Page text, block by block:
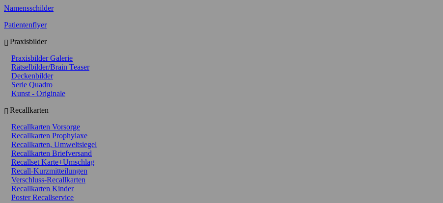
Namensschilder
Patientenflyer
Praxisbilder
Praxisbilder Galerie
Rätselbilder/Brain Teaser
Deckenbilder
Serie Quadro
Kunst - Originale
Recallkarten
Recallkarten Vorsorge
Recallkarten Prophylaxe
Recallkarten, Umweltsiegel
Recallkarten Briefversand
Recallset Karte+Umschlag
Recall-Kurzmitteilungen
Verschluss-Recallkarten
Recallkarten Kinder
Poster Recallservice